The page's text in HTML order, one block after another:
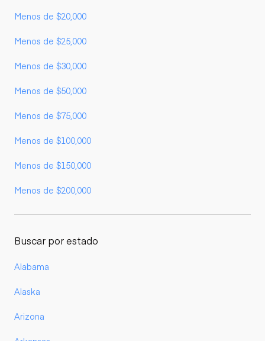
Menos de $20,000
Menos de $25,000
Menos de $30,000
Menos de $50,000
Menos de $75,000
Menos de $100,000
Menos de $150,000
Menos de $200,000
Buscar por estado
Alabama
Alaska
Arizona